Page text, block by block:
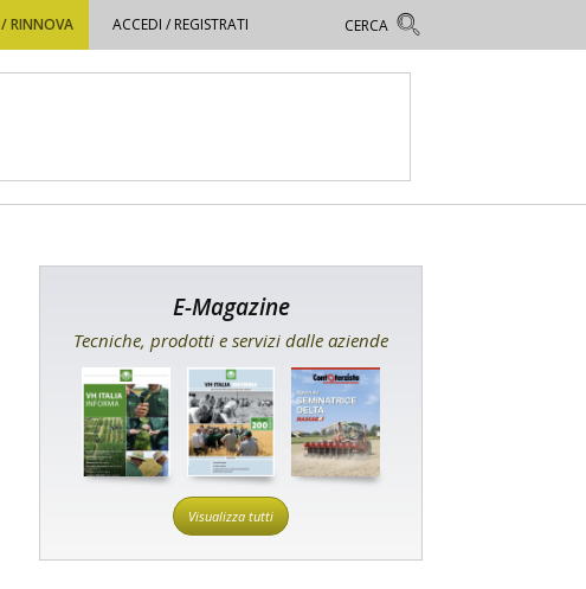
RINNOVA ACCEDI / REGISTRATI
E-Magazine
Tecniche, prodotti e servizi dalle aziende
Visualizza tutti